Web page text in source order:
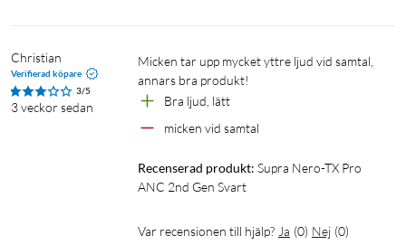
Christian
Verifierad köpare
3/5
3 veckor sedan
micken tar upp mycket yttre ljud vid samtal,
annars bra produkt!
Bra ljud, lätt
micken vid samtal
Recenserad produkt: Supra Nero-TX Pro
ANC 2nd Gen Svart
Var recensionen till hjälp? Ja (0) Nej (0)